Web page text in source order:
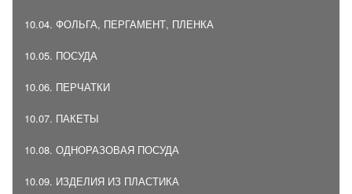
10.04. ФОЛЬГА, ПЕРГАМЕНТ, ПЛЕНКА
10.05. ПОСУДА
10.06. ПЕРЧАТКИ
10.07. ПАКЕТЫ
10.08. ОДНОРАЗОВАЯ ПОСУДА
10.09. ИЗДЕЛИЯ ИЗ ПЛАСТИКА